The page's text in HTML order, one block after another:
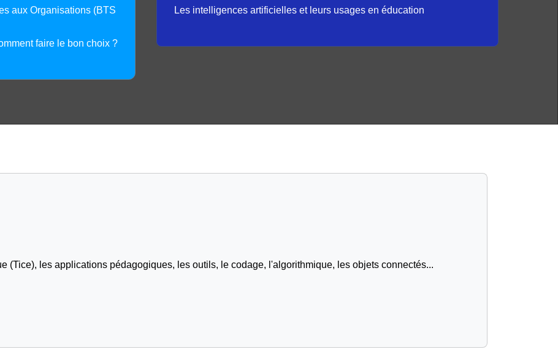
aux Organisations (BTS
faire le bon choix ?
Les intelligences artificielles et leurs usages en éducation
(Tice), les applications pédagogiques, les outils, le codage, l'algorithmique, les objets connectés...